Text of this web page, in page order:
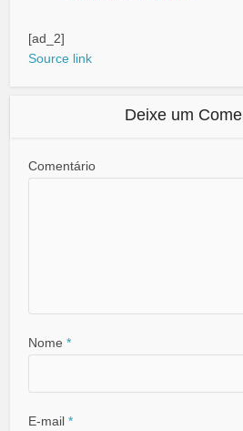
[ad_2]
Source link
Deixe um
Comentário
Nome*
E-mail*